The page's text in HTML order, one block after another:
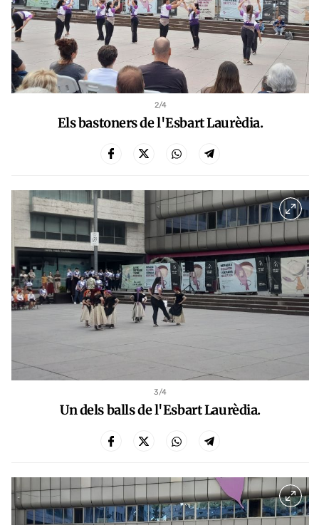
2/4
Els bastoners de l'Esbart Laurèdia.
3/4
Un dels balls de l'Esbart Laurèdia.